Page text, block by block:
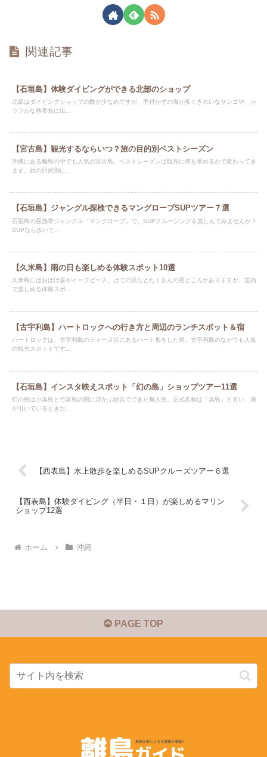
関連記事
【石垣島】体験ダイビングができる北部のショップ
北部はダイビングショップの数が少なめですが、手付かずの海が多くきれいなサンゴや、カ
ラフルな熱帯魚に出...
【宮古島】観光するならいつ？旅の目的別ベストシーズン
沖縄にある離島の中でも人気の宮古島。ベストシーズンは観光に何を求めるかで変わってき
ます。旅の目的別に...
【石垣島】ジャングル探検できるマングローブSUPツアー７選
石垣島の亜熱帯ジャングル「マングローブ」で、SUPクルージングを楽しんでみませんか？
SUPなら歩いて...
【久米島】雨の日も楽しめる体験スポット10選
久米島にはおばけ坂やイーフビーチ、はての浜などたくさんの見どころがありますが、室内
で楽しめる体験スポ...
【古宇利島】ハートロックへの行き方と周辺のランチスポット＆宿
ハートロックは、古宇利島のティーヌ浜にあるハート形をした岩。古宇利島のなかでも人気
の観光スポットです...
【石垣島】インスタ映えスポット「幻の島」ショップツアー11選
幻の島は小浜島と竹富島の間に浮かぶ砂浜でできた無人島。正式名称は「浜島」と言い、潮
が引いているときだ...
【西表島】水上散歩を楽しめるSUPクルーズツアー６選
【西表島】体験ダイビング（半日・１日）が楽しめるマリン
ショップ12選
ホーム 沖縄
PAGE TOP